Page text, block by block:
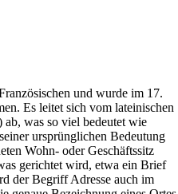
und wurde im 17.
Es leitet sich vom lateinischen
was so viel bedeutet wie
ursprünglichen Bedeutung
Wohn- oder Geschäftssitz
gerichtet wird, etwa ein Brief
der Begriff Adresse auch im